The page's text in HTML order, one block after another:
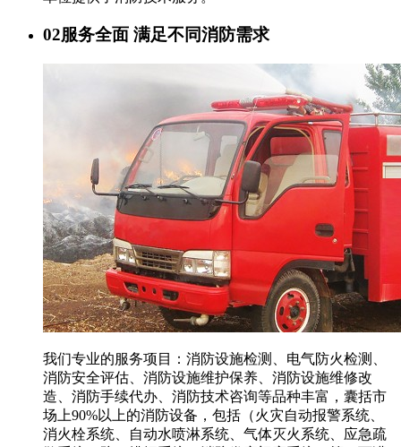
02服务全面 满足不同消防需求
我们专业的服务项目：消防设施检测、电气防火检测、
消防安全评估、消防设施维护保养、消防设施维修改
造、消防手续代办、消防技术咨询等品种丰富，囊括市
场上90%以上的消防设备，包括（火灾自动报警系统、
消火栓系统、自动水喷淋系统、气体灭火系统、应急疏